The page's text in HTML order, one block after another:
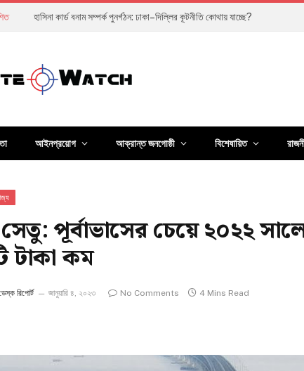
হরমুজের দরকষাকষি: ইরানের কঠোর শর্ত কি শান্তির পথ, নাকি নতুন সংকটের শুরু?
আইনপ্রয়োগ আক্রান্ত জনগোষ্ঠী বিশেষায়িত
সেতু: পূর্বাভাসের চেয়ে ২০২২
টাকা কম
রিপোর্ট জানুয়ারি ৪, ২০২৩ No Comments 4 Mins Read